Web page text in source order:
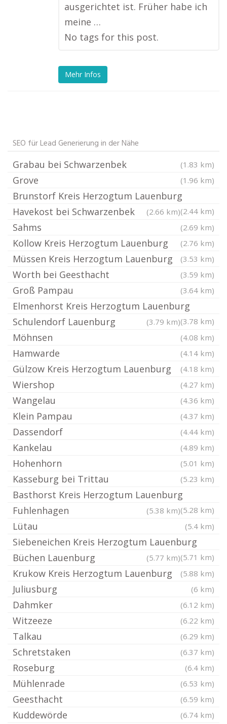
ausgerichtet ist. Früher habe ich
meine …
No tags for this post.
Mehr Infos
SEO für Lead Generierung in der Nähe
Grabau bei Schwarzenbek (1.83 km)
Grove (1.96 km)
Brunstorf Kreis Herzogtum Lauenburg
(2.44 km)
Havekost bei Schwarzenbek (2.66 km)
Sahms (2.69 km)
Kollow Kreis Herzogtum Lauenburg (2.76 km)
Müssen Kreis Herzogtum Lauenburg (3.53 km)
Worth bei Geesthacht (3.59 km)
Groß Pampau (3.64 km)
Elmenhorst Kreis Herzogtum Lauenburg
(3.78 km)
Schulendorf Lauenburg (3.79 km)
Möhnsen (4.08 km)
Hamwarde (4.14 km)
Gülzow Kreis Herzogtum Lauenburg (4.18 km)
Wiershop (4.27 km)
Wangelau (4.36 km)
Klein Pampau (4.37 km)
Dassendorf (4.44 km)
Kankelau (4.89 km)
Hohenhorn (5.01 km)
Kasseburg bei Trittau (5.23 km)
Basthorst Kreis Herzogtum Lauenburg
(5.28 km)
Fuhlenhagen (5.38 km)
Lütau (5.4 km)
Siebeneichen Kreis Herzogtum Lauenburg
(5.71 km)
Büchen Lauenburg (5.77 km)
Krukow Kreis Herzogtum Lauenburg (5.88 km)
Juliusburg (6 km)
Dahmker (6.12 km)
Witzeeze (6.22 km)
Talkau (6.29 km)
Schretstaken (6.37 km)
Roseburg (6.4 km)
Mühlenrade (6.53 km)
Geesthacht (6.59 km)
Kuddewörde (6.74 km)